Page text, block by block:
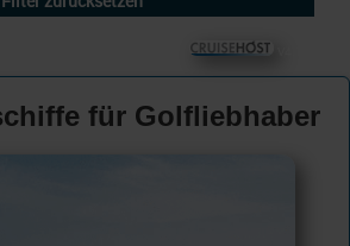
für Golfliebhaber